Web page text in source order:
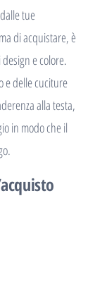
tue
di acquistare, è
e colore.
e delle cuciture
alla testa,
in modo che il